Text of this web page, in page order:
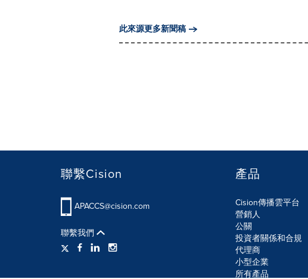
此來源更多新聞稿
聯繫Cision
APACCS@cision.com
聯繫我們
產品
Cision傳播雲平台
營銷人
公關
投資者關係和合規
代理商
小型企業
所有產品